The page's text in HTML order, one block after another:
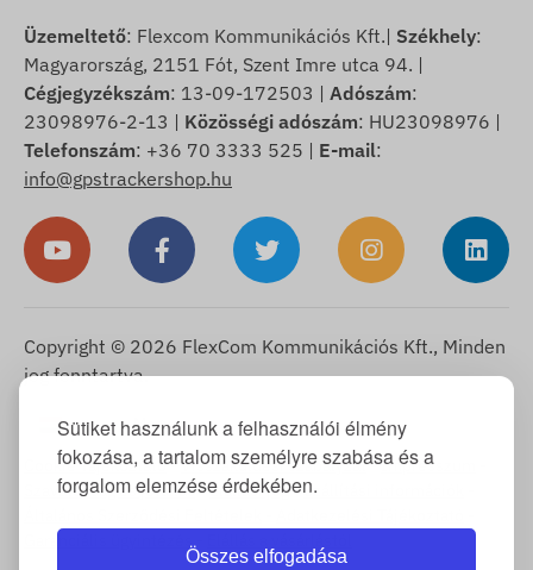
Sütiket használunk a felhasználói élmény
fokozása, a tartalom személyre szabása és a
forgalom elemzése érdekében.
Összes elfogadása
Üzemeltető: Flexcom Kommunikációs Kft.| Székhely:
Magyarország, 2151 Fót, Szent Imre utca 94. |
Cégjegyzékszám: 13-09-172503 | Adószám:
23098976-2-13 | Közösségi adószám: HU23098976 |
Telefonszám: +36 70 3333 525 | E-mail:
info@gpstrackershop.hu
Copyright © 2026 FlexCom Kommunikációs Kft., Minden
jog fenntartva.
Magyar ▼
Cookie Tájékoztató-Visszaküldési szabályzat-Impresszum
Szavatosság és jótállás-Elállási jog-Szállítási információk
Garanciális ügyintézés-